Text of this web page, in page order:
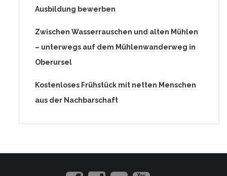
Ausbildung bewerben
Zwischen Wasserrauschen und alten Mühlen
– unterwegs auf dem Mühlenwanderweg in
Oberursel
Kostenloses Frühstück mit netten Menschen
aus der Nachbarschaft